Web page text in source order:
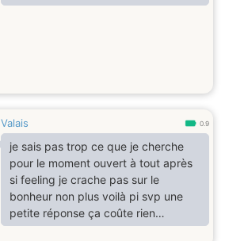
Valais 0.9
je sais pas trop ce que je cherche
pour le moment ouvert à tout après
si feeling je crache pas sur le
bonheur non plus voilà pi svp une
petite réponse ça coûte rien
intéressée ou pas Abe